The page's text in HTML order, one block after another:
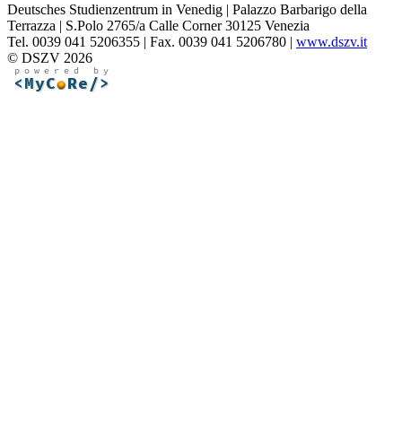
Deutsches Studienzentrum in Venedig | Palazzo Barbarigo della
Terrazza | S.Polo 2765/a Calle Corner 30125 Venezia
Tel. 0039 041 5206355 | Fax. 0039 041 5206780 | www.dszv.it
© DSZV 2026